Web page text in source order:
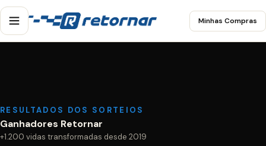
Minhas Compras
RESULTADOS DOS SORTEIOS
Ganhadores Retornar
+1.200 vidas transformadas desde 2019